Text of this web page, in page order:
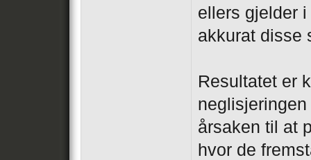
ellers gjelder
akkurat disse
Resultatet er
årsaken til at
hvor de